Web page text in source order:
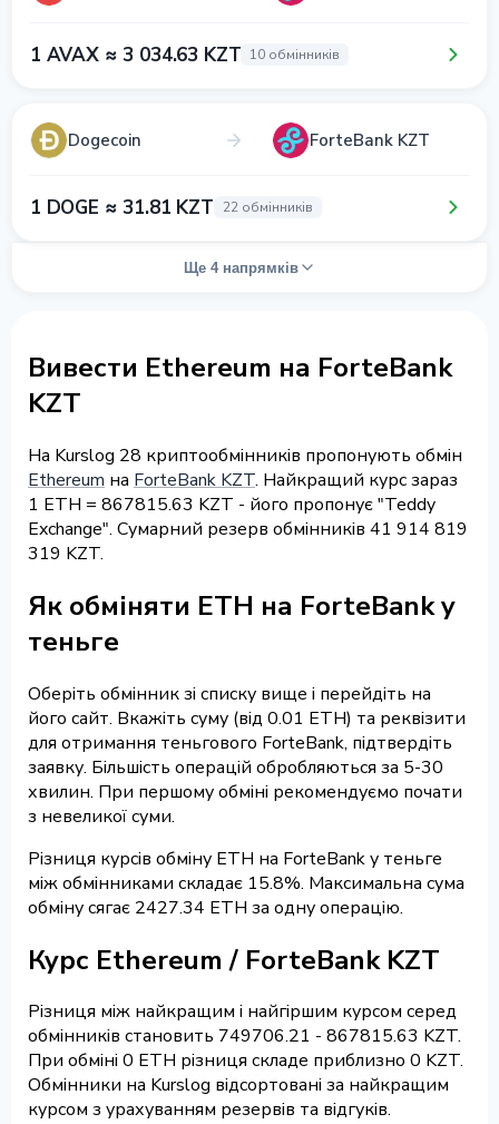
1 AVAX ≈ 3 034.63 KZT 10 обмінників
Dogecoin ForteBank KZT
1 DOGE ≈ 31.81 KZT 22 обмінників
Ще 4 напрямків
Вивести Ethereum на ForteBank
KZT
На Kurslog 28 криптообмінників пропонують обмін
Ethereum на ForteBank KZT. Найкращий курс зараз
1 ETH = 867815.63 KZT - його пропонує "Teddy
Exchange". Сумарний резерв обмінників 41 914 819
319 KZT.
Як обміняти ETH на ForteBank у
теньге
Оберіть обмінник зі списку вище і перейдіть на
його сайт. Вкажіть суму (від 0.01 ETH) та реквізити
для отримання теньгового ForteBank, підтвердіть
заявку. Більшість операцій обробляються за 5-30
хвилин. При першому обміні рекомендуємо почати
з невеликої суми.
Різниця курсів обміну ETH на ForteBank у теньге
між обмінниками складає 15.8%. Максимальна сума
обміну сягає 2427.34 ETH за одну операцію.
Курс Ethereum / ForteBank KZT
Різниця між найкращим і найгіршим курсом серед
обмінників становить 749706.21 - 867815.63 KZT.
При обміні 0 ETH різниця складе приблизно 0 KZT.
Обмінники на Kurslog відсортовані за найкращим
курсом з урахуванням резервів та відгуків.